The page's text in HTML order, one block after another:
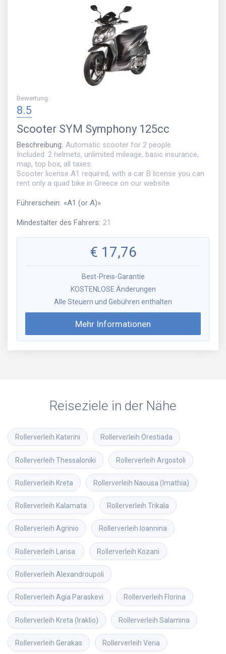
Bewertung:
8.5
Scooter SYM Symphony 125cc
Beschreibung: Automatic scooter for 2 people.
Included: 2 helmets, unlimited mileage, basic insurance,
map, top box, all taxes.
Scooter license A1 required, with a car B license you can
rent only a quad bike in Greece on our website.
Führerschein: «A1 (or A)»
Mindestalter des Fahrers: 21
€ 17,76
Best-Preis-Garantie
KOSTENLOSE Änderungen
Alle Steuern und Gebühren enthalten
Mehr Informationen
Reiseziele in der Nähe
Rollerverleih Katerini Rollerverleih Orestiada
Rollerverleih Thessaloniki Rollerverleih Argostoli
Rollerverleih Kreta Rollerverleih Naousa (Imathia)
Rollerverleih Kalamata Rollerverleih Trikala
Rollerverleih Agrinio Rollerverleih Ioannina
Rollerverleih Larisa Rollerverleih Kozani
Rollerverleih Alexandroupoli
Rollerverleih Agia Paraskevi Rollerverleih Florina
Rollerverleih Kreta (Iraklio) Rollerverleih Salamina
Rollerverleih Gerakas Rollerverleih Veria